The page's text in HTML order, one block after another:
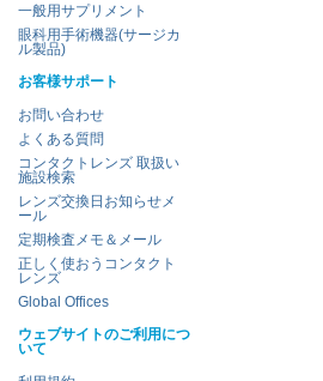
一般用サプリメント
眼科用手術機器(サージカ
ル製品)
お客様サポート
お問い合わせ
よくある質問
コンタクトレンズ 取扱い
施設検索
レンズ交換日お知らせメ
ール
定期検査メモ＆メール
正しく使おうコンタクト
レンズ
Global Offices
ウェブサイトのご利用につ
いて